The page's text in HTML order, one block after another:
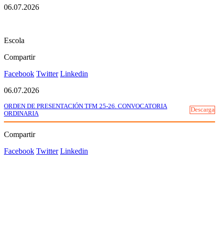
06.07.2026
Escola
Compartir
Facebook Twitter Linkedin
06.07.2026
ORDEN DE PRESENTACIÓN TFM 25-26. CONVOCATORIA
ORDINARIA
Descarga
Compartir
Facebook Twitter Linkedin